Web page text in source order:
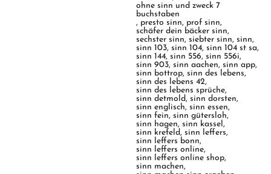
ohne sinn und zweck 7
buchstaben
, presto sinn, prof sinn,
schäfer dein bäcker sinn,
sechster sinn, siebter sinn, sinn,
sinn 103, sinn 104, sinn 104 st sa,
sinn 144, sinn 556, sinn 556i,
sinn 903, sinn aachen, sinn app,
sinn bottrop, sinn des lebens,
sinn des lebens 42,
sinn des lebens sprüche,
sinn detmold, sinn dorsten,
sinn englisch, sinn essen,
sinn fein, sinn gütersloh,
sinn hagen, sinn kassel ,
sinn krefeld, sinn leffers,
sinn leffers bonn,
sinn leffers online,
sinn leffers online shop,
sinn machen,